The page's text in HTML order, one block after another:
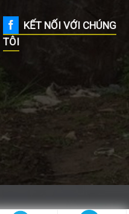
KẾT NỐI VỚI CHÚNG
TÔI